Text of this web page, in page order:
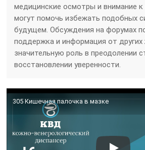
медицинские осмотры и внимание
могут помочь избежать подобных
будущем. Обсуждения на форумах
поддержка и информация от
значительную роль в преодолении
восстановлении уверенности.
305 Кишечная палочка в мазке